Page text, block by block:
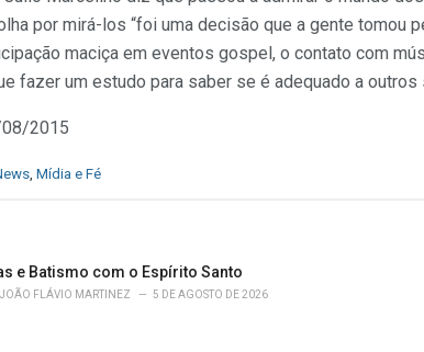
por mirá-los “foi uma decisão que a gente tomou
maciça em eventos gospel, o contato com
fazer um estudo para saber se é adequado a
08/2015
Mídia e Fé
e Batismo com o Espírito Santo
JOÃO FLÁVIO MARTINEZ 5 DE AGOSTO DE 2026